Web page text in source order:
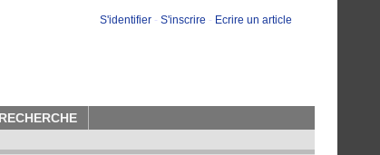
S'identifier - S'inscrire - Ecrire un article
RECHERCHE